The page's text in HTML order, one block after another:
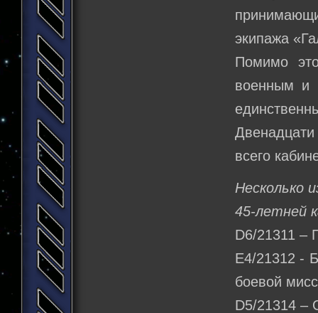
экипажа
Помимо
военным и
всего
Несколько
45-летней
D6/21311 –
E4/21312 -
боевой
D5/21314 –